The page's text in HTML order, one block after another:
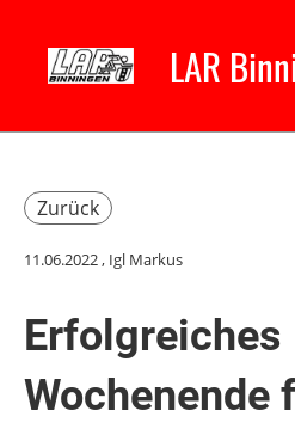
LAR
Zurück
11.06.2022, Igl Markus
Erfolgreiches
Wochenende